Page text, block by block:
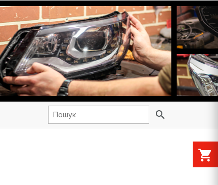
search
shopping_cart